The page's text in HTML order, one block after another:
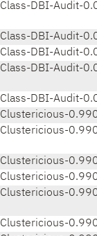
Class-DBI-Audit-
Class-DBI-Audit-
Class-DBI-Audit-
Class-DBI-Audit-
Class-DBI-Audit-
Clustericious-
Clustericious-
Clustericious-
Clustericious-
Clustericious-
Clustericious-